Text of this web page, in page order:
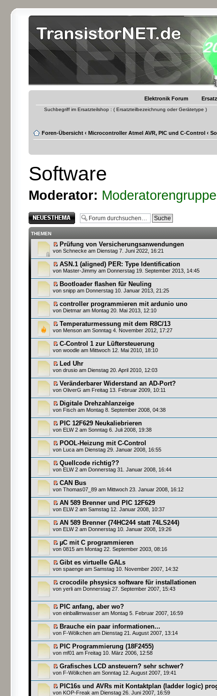
Elektronik Forum
Suchbegriff im Ersatzteilshop : ( Ersatzteilbezeichnung oder Gerätetype )
Foren-Übersicht ‹ Microcontroller Atmel AVR, PIC und C-Control ‹
Software
Moderator: Moderatorengruppe
Neues Thema
erstellen
THEMEN
Prüfung von Versicherungsanwendungen
von Schnecke am Dienstag 7. Juni 2022, 16:21
ASN.1 (aligned) PER: Type Identification
von Master-Jimmy am Donnerstag 19. September 2013, 14:45
Bootloader flashen für Neuling
von snipp am Donnerstag 10. Januar 2013, 21:25
controller programmieren mit ardunio uno
von Dietmar am Montag 20. Mai 2013, 12:10
Temperaturmessung mit dem R8C/13
von Menson am Sonntag 4. November 2012, 17:27
C-Control 1 zur Lüftersteuerung
von woodle am Mittwoch 12. Mai 2010, 18:10
Led Uhr
von drusio am Dienstag 20. April 2010, 12:03
Veränderbarer Widerstand an AD-Port?
von OliverG am Freitag 13. Februar 2009, 10:11
Digitale Drehzahlanzeige
von Fisch am Montag 8. September 2008, 04:38
PIC 12F629 Neukaliebrieren
von ELW 2 am Sonntag 6. Juli 2008, 19:38
POOL-Heizung mit C-Control
von Luca am Dienstag 29. Januar 2008, 16:55
Quellcode richtig??
von ELW 2 am Donnerstag 31. Januar 2008, 16:44
CAN Bus
von Thomas07_89 am Mittwoch 23. Januar 2008, 16:12
AN 589 Brenner und PIC 12F629
von ELW 2 am Samstag 12. Januar 2008, 10:37
AN 589 Brenner (74HC244 statt 74LS244)
von ELW 2 am Donnerstag 10. Januar 2008, 19:26
µC mit C programmieren
von 0815 am Montag 22. September 2003, 08:16
Gibt es virtuelle GALs
von spaenge am Samstag 10. November 2007, 14:32
crocodile phsysics software für installationen
von yerli am Donnerstag 27. September 2007, 15:43
PIC anfang, aber wo?
von einballimwasser am Montag 5. Februar 2007, 16:59
Brauche ein paar informationen...
von F-Wölkchen am Dienstag 21. August 2007, 13:14
PIC Programmierung (18F2455)
von mf01 am Freitag 10. März 2006, 12:58
Grafisches LCD ansteuern? sehr schwer?
von F-Wölkchen am Sonntag 12. August 2007, 19:41
PIC16s und AVRs mit Kontaktplan (ladder logic)
von KOP-Freak am Dienstag 26. Juni 2007, 16:59